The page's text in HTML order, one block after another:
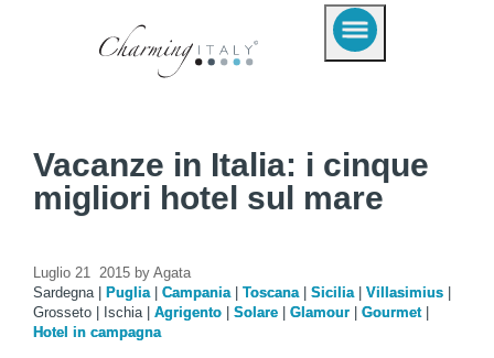
Vacanze in Italia: i cinque
migliori hotel sul mare
Luglio 21 2015 by Agata
Sardegna
Puglia Campania Toscana Sicilia Villasimius
Grosseto
Ischia Agrigento Solare Glamour Gourmet
Hotel in campagna